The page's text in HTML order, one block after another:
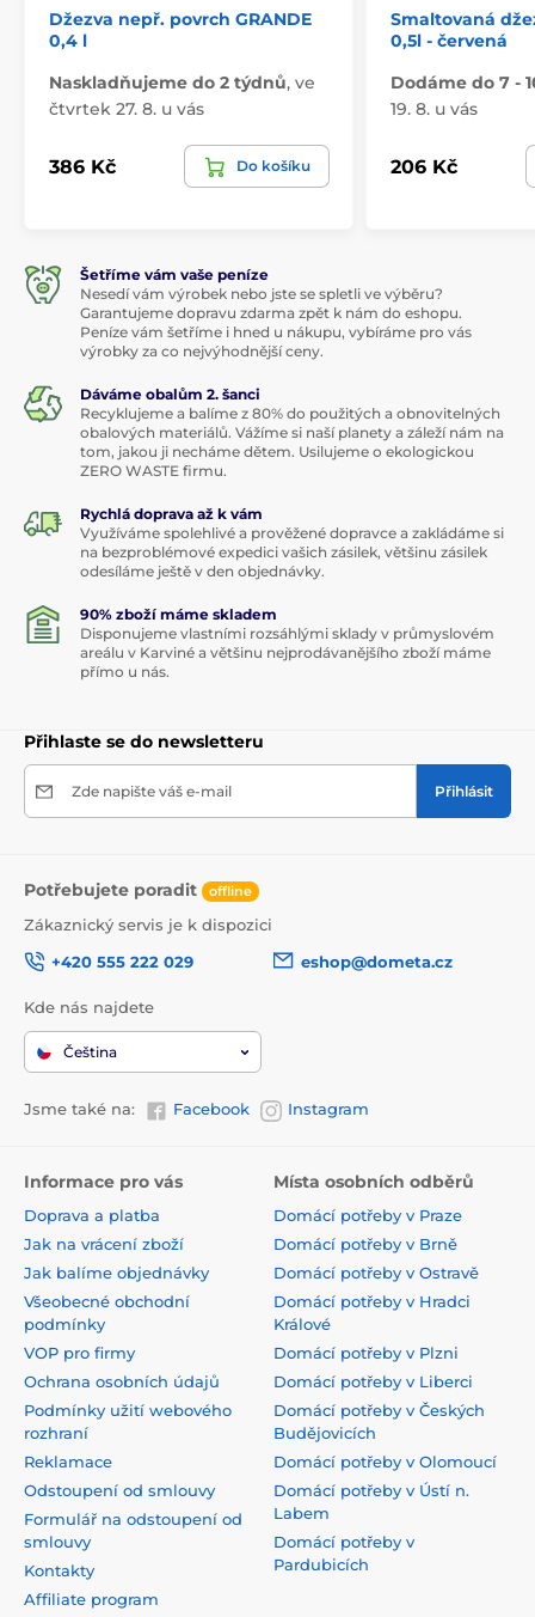
Džezva nepř. povrch GRANDE
0,4 l
Naskladňujeme do 2 týdnů, ve
čtvrtek 27. 8. u vás
386 Kč Do košíku
Smaltovaná
0,5l - červená
Dodáme do 7 -
19. 8. u vás
206 Kč
Šetříme vám vaše peníze
Nesedí vám výrobek nebo jste se spletli ve výběru?
Garantujeme dopravu zdarma zpět k nám do eshopu.
Peníze vám šetříme i hned u nákupu, vybíráme pro vás
výrobky za co nejvýhodnější ceny.
Dáváme obalům 2. šanci
Recyklujeme a balíme z 80% do použitých a obnovitelných
obalových materiálů. Vážíme si naší planety a záleží nám na
tom, jakou ji necháme dětem. Usilujeme o ekologickou
ZERO WASTE firmu.
Rychlá doprava až k vám
Využíváme spolehlivé a prověžené dopravce a zakládáme si
na bezproblémové expedici vašich zásilek, většinu zásilek
odesíláme ještě v den objednávky.
90% zboží máme skladem
Disponujeme vlastními rozsáhlými sklady v průmyslovém
areálu v Karviné a většinu nejprodávanějšího zboží máme
přímo u nás.
Přihlaste se do newsletteru
Zde napište váš e-mail Přihlásit
Potřebujete poradit offline
Zákaznický servis je k dispozici
+420 555 222 029
eshop@dometa.cz
Kde nás najdete
Čeština
Jsme také na: Facebook Instagram
Informace pro vás
Doprava a platba
Jak na vrácení zboží
Jak balíme objednávky
Všeobecné obchodní
podmínky
VOP pro firmy
Ochrana osobních údajů
Podmínky užití webového
rozhraní
Reklamace
Odstoupení od smlouvy
Formulář na odstoupení od
smlouvy
Kontakty
Affiliate program
Místa osobních odběrů
Domácí potřeby v Praze
Domácí potřeby v Brně
Domácí potřeby v Ostravě
Domácí potřeby v Hradci
Králové
Domácí potřeby v Plzni
Domácí potřeby v Liberci
Domácí potřeby v Českých
Budějovicích
Domácí potřeby v Olomoucí
Domácí potřeby v Ústí n.
Labem
Domácí potřeby v
Pardubicích